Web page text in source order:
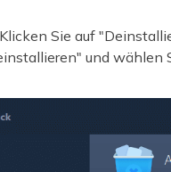
Klicken Sie auf
und wählen